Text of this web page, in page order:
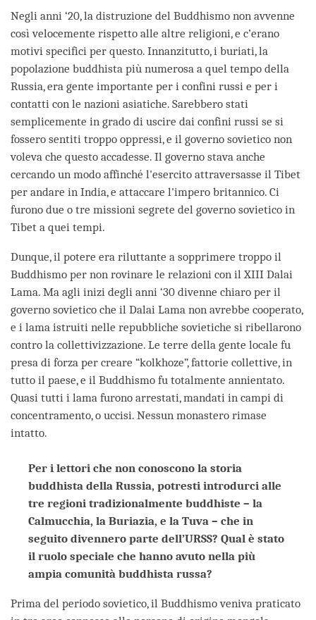
Negli anni ‘20, la distruzione del Buddhismo non avvenne
così velocemente rispetto alle altre religioni, e c’erano
motivi specifici per questo. Innanzitutto, i buriati, la
popolazione buddhista più numerosa a quel tempo della
Russia, era gente importante per i confini russi e per i
contatti con le nazioni asiatiche. Sarebbero stati
semplicemente in grado di uscire dai confini russi se si
fossero sentiti troppo oppressi, e il governo sovietico non
voleva che questo accadesse. Il governo stava anche
cercando un modo affinché l'esercito attraversasse il Tibet
per andare in India, e attaccare l'impero britannico. Ci
furono due o tre missioni segrete del governo sovietico in
Tibet a quei tempi.
Dunque, il potere era riluttante a sopprimere troppo il
Buddhismo per non rovinare le relazioni con il XIII Dalai
Lama. Ma agli inizi degli anni ‘30 divenne chiaro per il
governo sovietico che il Dalai Lama non avrebbe cooperato,
e i lama istruiti nelle repubbliche sovietiche si ribellarono
contro la collettivizzazione. Le terre della gente locale fu
presa di forza per creare “kolkhoze”, fattorie collettive, in
tutto il paese, e il Buddhismo fu totalmente annientato.
Quasi tutti i lama furono arrestati, mandati in campi di
concentramento, o uccisi. Nessun monastero rimase
intatto.
Per i lettori che non conoscono la storia
buddhista della Russia, potresti introdurci alle
tre regioni tradizionalmente buddhiste – la
Calmucchia, la Buriazia, e la Tuva – che in
seguito divennero parte dell’URSS? Qual è stato
il ruolo speciale che hanno avuto nella più
ampia comunità buddhista russa?
Prima del periodo sovietico, il Buddhismo veniva praticato